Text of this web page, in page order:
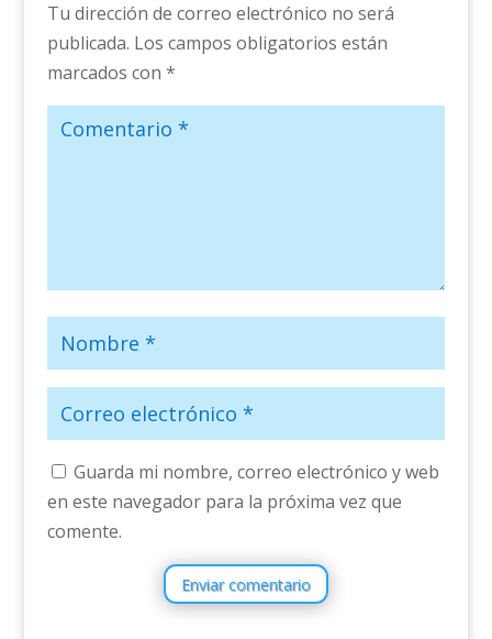
Tu dirección de correo electrónico no será
publicada. Los campos obligatorios están
marcados con *
Guarda mi nombre, correo electrónico y web
en este navegador para la próxima vez que
comente.
Enviar comentario